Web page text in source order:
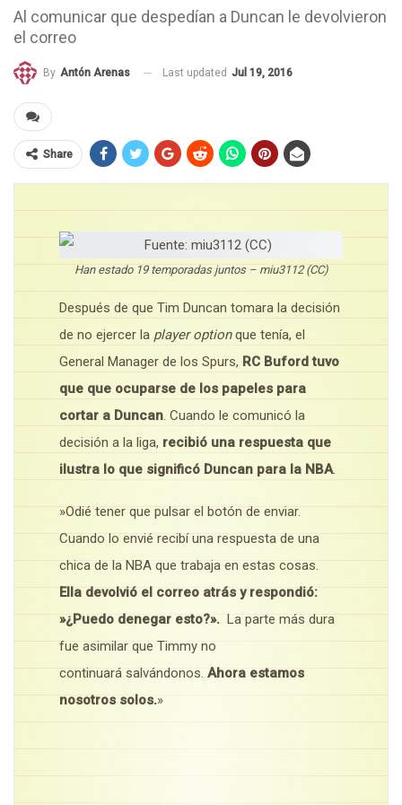
Al comunicar que despedían a Duncan le devolvieron
el correo
By Antón Arenas Last updated Jul 19, 2016
Share
Han estado 19 temporadas juntos – miu3112 (CC)
Después de que Tim Duncan tomara la decisión
de no ejercer la player optionque tenía, el
General Manager de los Spurs, RC Buford tuvo
que que ocuparse de los papeles para
cortar a Duncan. Cuando le comunicó la
decisión a la liga, recibió una respuesta que
ilustra lo que significó Duncan para la NBA.
»Odié tener que pulsar el botón de enviar.
Cuando lo envié recibí una respuesta de una
chica de la NBA que trabaja en estas cosas.
Ella devolvió el correo atrás y respondió:
»¿Puedo denegar esto?». La parte más dura
fue asimilar que Timmy no
continuará salvándonos. Ahora estamos
nosotros solos.»